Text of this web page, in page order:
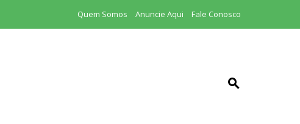
Quem Somos Anuncie Aqui Fale Conosco